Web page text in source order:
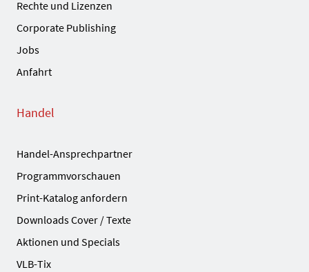
Rechte und Lizenzen
Corporate Publishing
Jobs
Anfahrt
Handel
Handel-Ansprechpartner
Programmvorschauen
Print-Katalog anfordern
Downloads Cover / Texte
Aktionen und Specials
VLB-Tix